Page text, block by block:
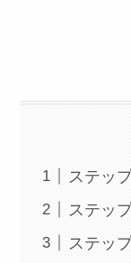
ステッ
ステッ
ステッ